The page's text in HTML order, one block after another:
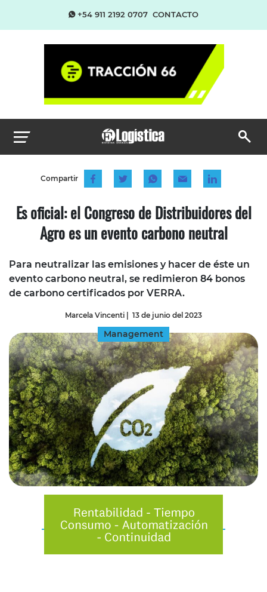
+54 911 2192 0707 CONTACTO
Compartir
Es oficial: el Congreso de Distribuidores del
Agro es un evento carbono neutral
Para neutralizar las emisiones y hacer de éste un
evento carbono neutral, se redimieron 84 bonos
de carbono certificados por VERRA.
Marcela Vincenti | 13 de junio del 2023
Management